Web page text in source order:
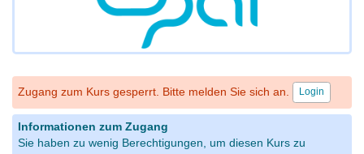
Zugang zum Kurs gesperrt. Bitte melden Sie sich an. Login
Informationen zum Zugang
Sie haben zu wenig Berechtigungen, um diesen Kurs zu